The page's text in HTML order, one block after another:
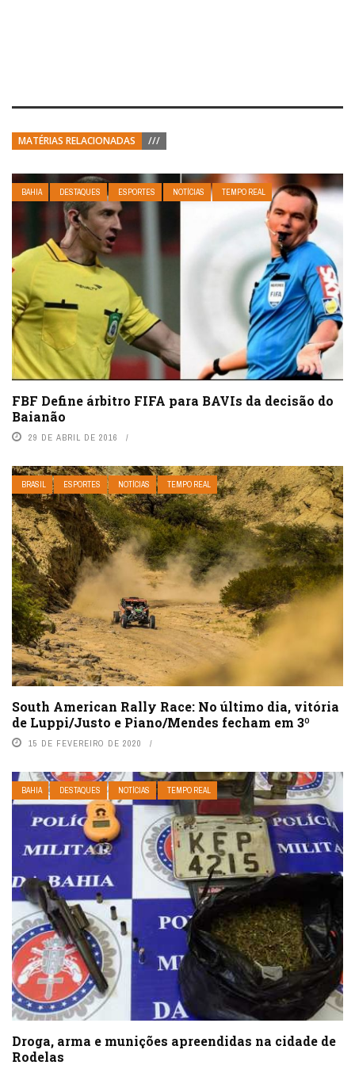
MATÉRIAS RELACIONADAS ///
BAHIA DESTAQUES ESPORTES NOTÍCIAS TEMPO REAL
FBF Define árbitro FIFA para BAVIs da decisão do
Baianão
29 DE ABRIL DE 2016
BRASIL ESPORTES NOTÍCIAS TEMPO REAL
South American Rally Race: No último dia, vitória
de Luppi/Justo e Piano/Mendes fecham em 3º
15 DE FEVEREIRO DE 2020
BAHIA DESTAQUES NOTÍCIAS TEMPO REAL
Droga, arma e munições apreendidas na cidade de
Rodelas